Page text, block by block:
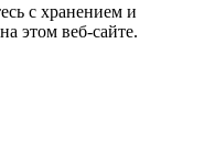
с хранением и
этом веб-сайте.